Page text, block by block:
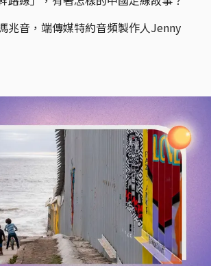
兆音，端傳媒特約音頻製作人Jenny